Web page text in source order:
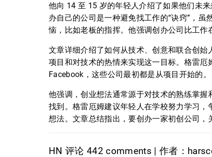
他向 14 至 15 岁的年轻人介绍了如果他们未
办自己的公司是一种避免找工作的“诀窍”，
恼，比如老板的指挥。他强调创办公司比工作
文章详细介绍了如何从技术、创意和联合创
项目和对技术的热情来实现这一目标。格雷
Facebook，这些公司最初都是从项目开始的。
他强调，创业想法通常源于对技术的熟练掌
找到。格雷厄姆建议年轻人在学校努力学习
想法。文章总结指出，要创办一家初创公司，
HN 评论 442 comments | 作者：